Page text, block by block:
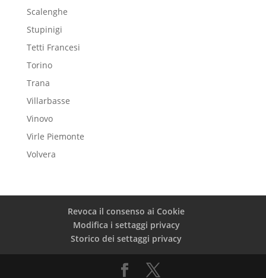
Scalenghe
Stupinigi
Tetti Francesi
Torino
Trana
Villarbasse
Vinovo
Virle Piemonte
Volvera
Revoca il consenso ai Cookie
Modifica i settaggi privacy
Storico dei settaggi privacy